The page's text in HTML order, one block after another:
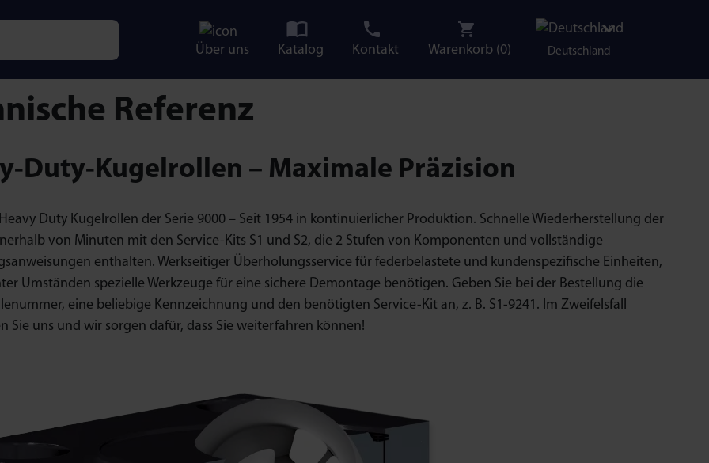
Über uns Katalog Kontakt Warenkorb (0) Deutschland
Referenz
Duty-Kugelrollen – Maximale Präzision
Duty Kugelrollen der Serie 9000 – Seit 1954 in kontinuierlicher Produktion. Schnelle Wiederherstellung der
von Minuten mit den Service-Kits S1 und S2, die 2 Stufen von Komponenten und vollständige
enthalten. Werkseitiger Überholungsservice für federbelastete und kundenspezifische Einheiten,
Umständen spezielle Werkzeuge für eine sichere Demontage benötigen. Geben Sie bei der Bestellung die
eine beliebige Kennzeichnung und den benötigten Service-Kit an, z. B. S1-9241. Im Zweifelsfall
Sie uns und wir sorgen dafür, dass Sie weiterfahren können!